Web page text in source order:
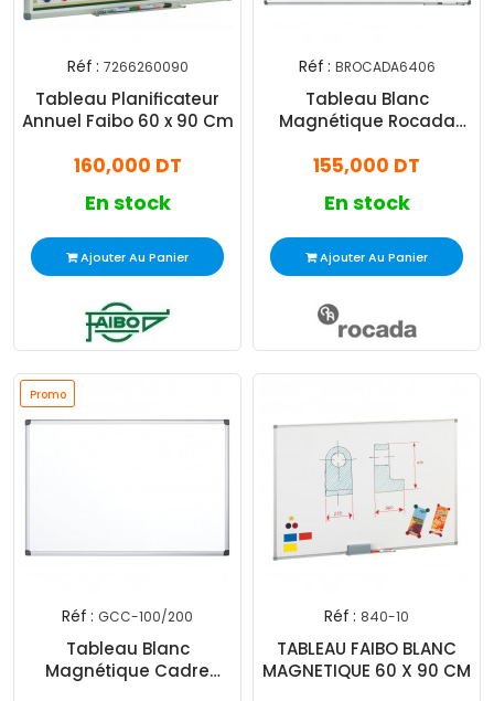
Réf : 7266260090
Tableau Planificateur
Annuel Faibo 60 x 90 Cm
160,000 DT
En stock
Ajouter Au Panier
Réf : BROCADA6406
Tableau Blanc
Magnétique Rocada
155,000 DT
En stock
Ajouter Au Panier
Promo
Réf : GCC-100/200
Tableau Blanc
Magnétique Cadre
Réf : 840-10
TABLEAU FAIBO BLANC
MAGNETIQUE 60 X 90 CM